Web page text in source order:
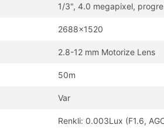
1/3", 4.0 megapixel,
2688x1520
2.8-12 mm Motorize Lens
50m
Var
Renkli: 0.003Lux (F1.6,